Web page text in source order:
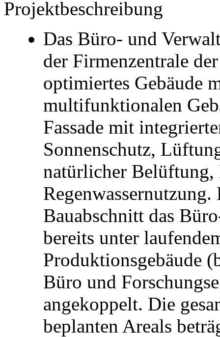
Projektbeschreibung
Das Büro- und
der Firmenzentrale
optimiertes Gebäude
multifunktionalen
Fassade mit
Sonnenschutz,
natürlicher
Bauabschnitt das
bereits unter
Produktionsgebäude
Büro und
angekoppelt. Die
beplanten Areals